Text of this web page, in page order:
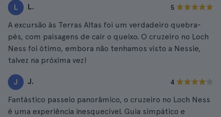
L L. 5
A excursão às Terras Altas foi um verdadeiro quebra-
pés, com paisagens de cair o queixo. O cruzeiro no Loch
Ness foi ótimo, embora não tenhamos visto a Nessie,
talvez na próxima vez!
J J. 4
Fantástico passeio panorâmico, o cruzeiro no Loch Ness
é uma experiência inesquecível. Guia simpático e